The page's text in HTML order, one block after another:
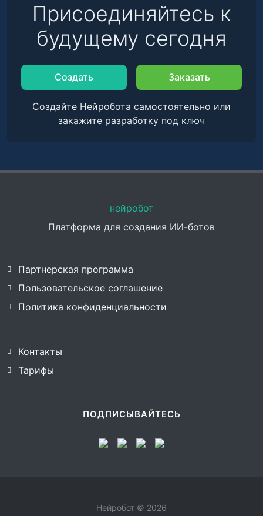
Присоединяйтесь к
будущему сегодня
Создать Заказать
Создайте Нейробота самостоятельно или
закажите разработку под ключ
нейробот
Платформа для создания ИИ-ботов
Партнерская программа
Пользовательское соглашение
Политика конфиденциальности
Контакты
Тарифы
ПОДПИСЫВАЙТЕСЬ
Нейробот © 2026